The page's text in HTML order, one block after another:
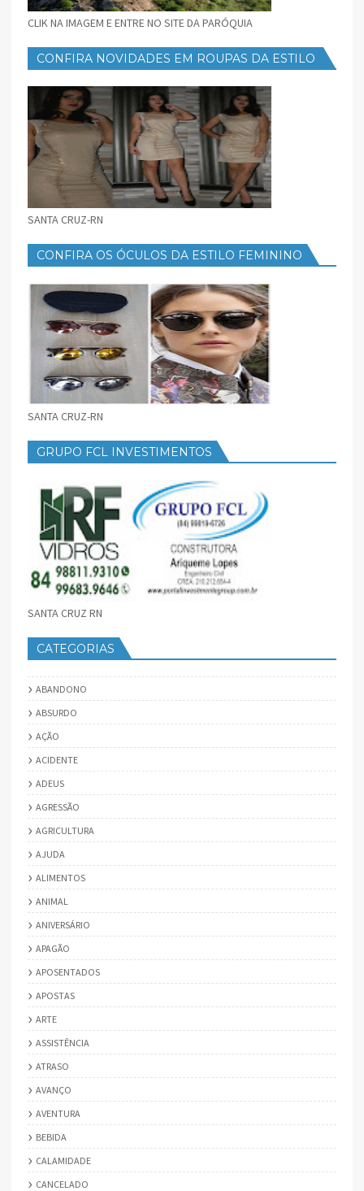
CLIK NA IMAGEM E ENTRE NO SITE DA PARÓQUIA
CONFIRA NOVIDADES EM ROUPAS DA ESTILO
SANTA CRUZ-RN
CONFIRA OS ÓCULOS DA ESTILO FEMININO
SANTA CRUZ-RN
GRUPO FCL INVESTIMENTOS
SANTA CRUZ RN
CATEGORIAS
ABANDONO
ABSURDO
AÇÃO
ACIDENTE
ADEUS
AGRESSÃO
AGRICULTURA
AJUDA
ALIMENTOS
ANIMAL
ANIVERSÁRIO
APAGÃO
APOSENTADOS
APOSTAS
ARTE
ASSISTÊNCIA
ATRASO
AVANÇO
AVENTURA
BEBIDA
CALAMIDADE
CANCELADO